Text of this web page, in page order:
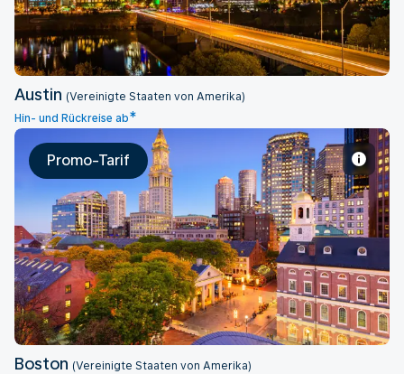
Austin (Vereinigte Staaten von Amerika)
Hin- und Rückreise ab*
Boston
Promo-Tarif
Boston (Vereinigte Staaten von Amerika)